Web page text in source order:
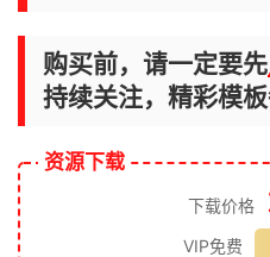
购买前，请一定要先
持续关注，精彩模
资源下载
下载价格
VIP免费